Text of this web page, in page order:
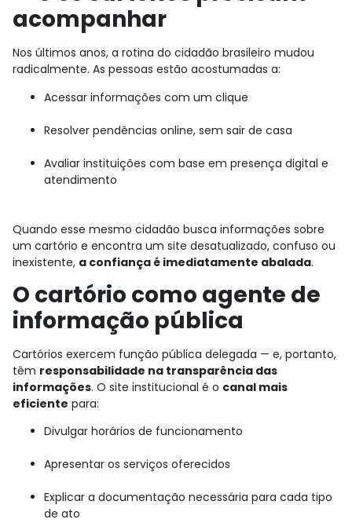
acompanhar
Nos últimos anos, a rotina do cidadão brasileiro mudou
radicalmente. As pessoas estão acostumadas a:
Acessar informações com um clique
Resolver pendências online, sem sair de casa
Avaliar instituições com base em presença digital e
atendimento
Quando esse mesmo cidadão busca informações sobre
um cartório e encontra um site desatualizado, confuso ou
inexistente, a confiança é imediatamente abalada.
O cartório como agente de
informação pública
Cartórios exercem função pública delegada — e, portanto,
têm responsabilidade na transparência das
informações. O site institucional é o canal mais
eficiente para:
Divulgar horários de funcionamento
Apresentar os serviços oferecidos
Explicar a documentação necessária para cada tipo
de ato